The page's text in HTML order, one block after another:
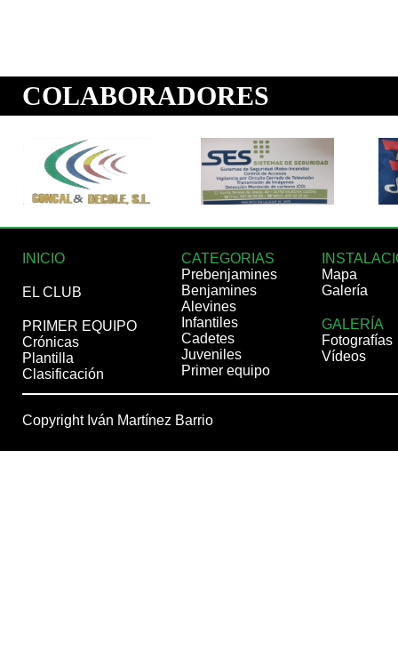
INICIO
EL CLUB
PRIMER EQUIPO
Crónicas
Plantilla
Clasificación
CATEGORIAS
Prebenjamines
Benjamines
Alevines
Infantiles
Cadetes
Juveniles
Primer equipo
Mapa
Galería
GALERÍA
Fotografías
Vídeos
Copyright Iván Martínez Barrio